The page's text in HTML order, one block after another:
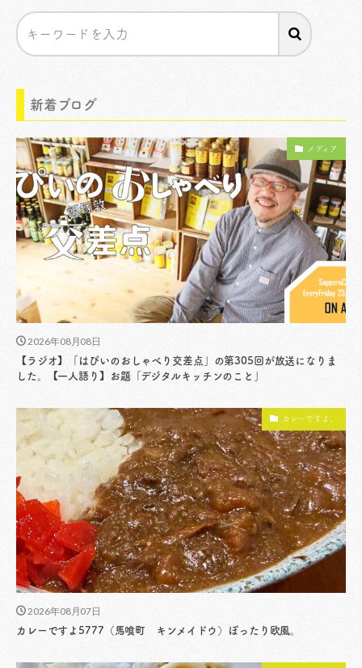
新着ブログ
メディア
2026年08月08日
【ラジオ】「はぴいのおしゃべり交差点」の第305回が放送になりま
した。【一人語り】お題「デジタルキッチンのこと」
カレーですよ。
2026年08月07日
カレーですよ5777（馬喰町 キンメイドウ）ぽったり欧風。